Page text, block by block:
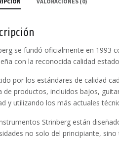
se fundó oficialmente en 1993
con la reconocida calidad
por los estándares de calidad
de productos, incluidos bajos,
y utilizando los más actuales
Strinberg están
no solo del principiante,